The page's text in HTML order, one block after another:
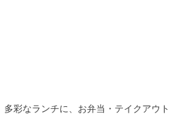
彩なランチに、お弁当・テイクアウト